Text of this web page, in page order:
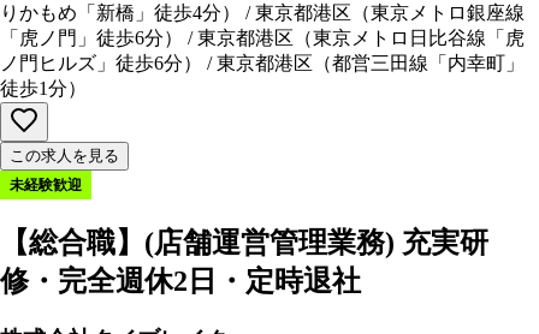
りかもめ「新橋」徒歩4分） /東京都港区 （東京メトロ銀座線
「虎ノ門」徒歩6分） /東京都港区 （東京メトロ日比谷線「虎
ノ門ヒルズ」徒歩6分） /東京都港区 （都営三田線「内幸町」
徒歩1分）
この求人を見る
未経験歓迎
【総合職】(店舗運営管理業務) 充実研
修・完全週休2日・定時退社